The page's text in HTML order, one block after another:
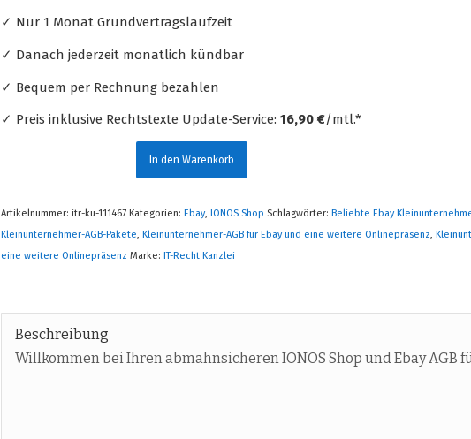
✓ Nur 1 Monat Grundvertragslaufzeit
✓ Danach jederzeit monatlich kündbar
✓ Bequem per Rechnung bezahlen
✓ Preis inklusive Rechtstexte Update-Service:16,90 €/mtl.*
In den Warenkorb
Artikelnummer:itr-ku-111467 Kategorien:Ebay,IONOS Shop Schlagwörter:Beliebte Ebay
Kleinunternehmer-AGB-Pakete,Kleinunternehmer-AGB für Ebay und eine weitere Onlinepräsenz,
eine weitere Onlinepräsenz Marke:IT-Recht Kanzlei
Beschreibung
Willkommen bei Ihren abmahnsicheren IONOS Shop und Ebay